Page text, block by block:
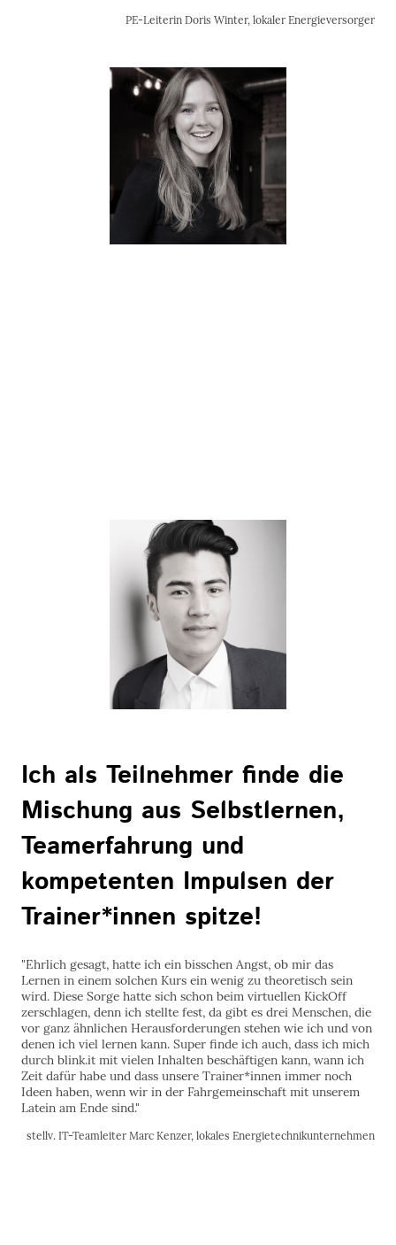
PE-Leiterin Doris Winter, lokaler Energieversorger
Ich als Teilnehmer finde die
Mischung aus Selbstlernen,
Teamerfahrung und
kompetenten Impulsen der
Trainer*innen spitze!
"Ehrlich gesagt, hatte ich ein bisschen Angst, ob mir das
Lernen in einem solchen Kurs ein wenig zu theoretisch sein
wird. Diese Sorge hatte sich schon beim virtuellen KickOff
zerschlagen, denn ich stellte fest, da gibt es drei Menschen, die
vor ganz ähnlichen Herausforderungen stehen wie ich und von
denen ich viel lernen kann. Super finde ich auch, dass ich mich
durch blink.it mit vielen Inhalten beschäftigen kann, wann ich
Zeit dafür habe und dass unsere Trainer*innen immer noch
Ideen haben, wenn wir in der Fahrgemeinschaft mit unserem
Latein am Ende sind."
stellv. IT-Teamleiter Marc Kenzer, lokales Energietechnikunternehmen